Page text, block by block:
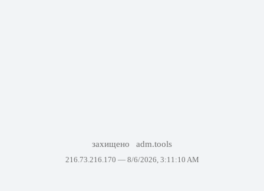
захищено adm.tools
216.73.216.170 — 8/6/2026, 3:11:10 AM